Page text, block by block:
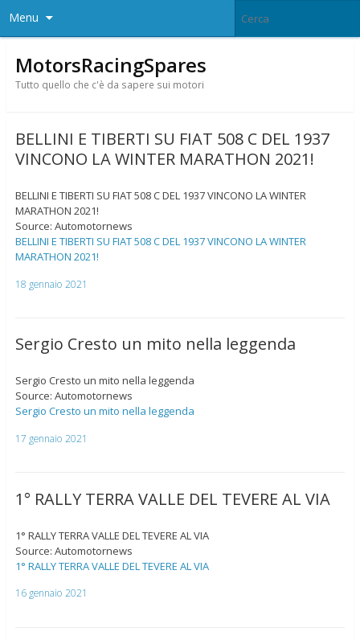
Menu
MotorsRacingSpares
Tutto quello che c'è da sapere sui motori
BELLINI E TIBERTI SU FIAT 508 C DEL 1937
VINCONO LA WINTER MARATHON 2021!
BELLINI E TIBERTI SU FIAT 508 C DEL 1937 VINCONO LA WINTER
MARATHON 2021!
Source: Automotornews
BELLINI E TIBERTI SU FIAT 508 C DEL 1937 VINCONO LA WINTER
MARATHON 2021!
18 gennaio 2021
Sergio Cresto un mito nella leggenda
Sergio Cresto un mito nella leggenda
Source: Automotornews
Sergio Cresto un mito nella leggenda
17 gennaio 2021
1° RALLY TERRA VALLE DEL TEVERE AL VIA
1° RALLY TERRA VALLE DEL TEVERE AL VIA
Source: Automotornews
1° RALLY TERRA VALLE DEL TEVERE AL VIA
16 gennaio 2021